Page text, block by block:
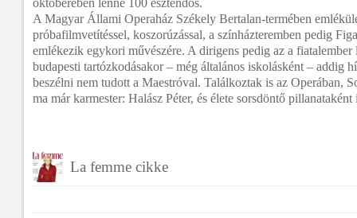
októberében lenne 100 esztendős.
A Magyar Állami Operaház Székely Bertalan-termében
próbafilmvetítéssel, koszorúzással, a színházteremben pedig
emlékezik egykori művészére. A dirigens pedig az a
budapesti tartózkodásakor – még általános iskolásként – addig
beszélni nem tudott a Maestróval. Találkoztak is az Operában,
ma már karmester: Halász Péter, és élete sorsdöntő
La femme cikke